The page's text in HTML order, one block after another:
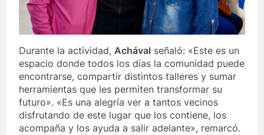
Durante la actividad, Achával señaló: «Este es un
espacio donde todos los días la comunidad puede
encontrarse, compartir distintos talleres y sumar
herramientas que les permiten transformar su
futuro». «Es una alegría ver a tantos vecinos
disfrutando de este lugar que los contiene, los
acompaña y los ayuda a salir adelante», remarcó.